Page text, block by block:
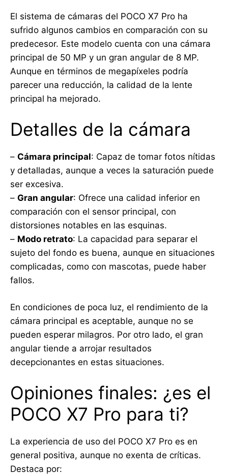
El sistema de cámaras del POCO X7 Pro ha
sufrido algunos cambios en comparación con su
predecesor. Este modelo cuenta con una cámara
principal de 50 MP y un gran angular de 8 MP.
Aunque en términos de megapíxeles podría
parecer una reducción, la calidad de la lente
principal ha mejorado.
Detalles de la cámara
– Cámara principal: Capaz de tomar fotos nítidas
y detalladas, aunque a veces la saturación puede
ser excesiva.
– Gran angular: Ofrece una calidad inferior en
comparación con el sensor principal, con
distorsiones notables en las esquinas.
– Modo retrato: La capacidad para separar el
sujeto del fondo es buena, aunque en situaciones
complicadas, como con mascotas, puede haber
fallos.
En condiciones de poca luz, el rendimiento de la
cámara principal es aceptable, aunque no se
pueden esperar milagros. Por otro lado, el gran
angular tiende a arrojar resultados
decepcionantes en estas situaciones.
Opiniones finales: ¿es el
POCO X7 Pro para ti?
La experiencia de uso del POCO X7 Pro es en
general positiva, aunque no exenta de críticas.
Destaca por: